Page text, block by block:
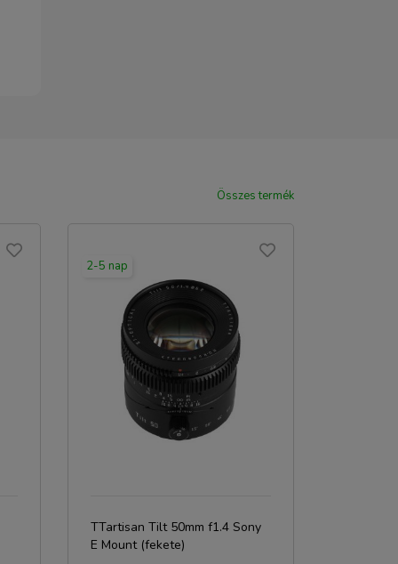
Összes termék
2-5 nap
TTartisan Tilt 50mm f1.4 Sony
E Mount (fekete)